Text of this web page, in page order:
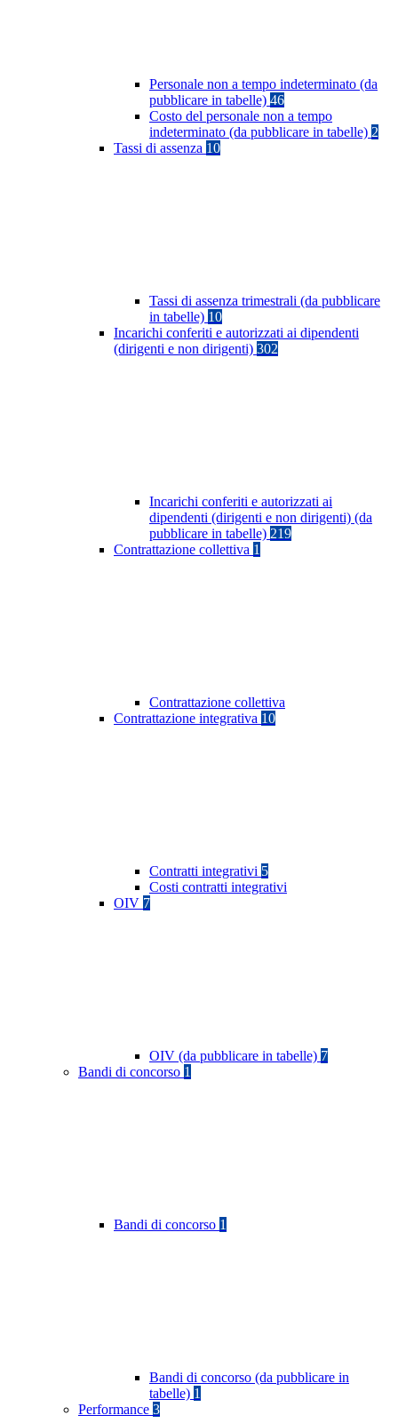
Personale non a tempo indeterminato (da
pubblicare in tabelle) 46
Costo del personale non a tempo
indeterminato (da pubblicare in tabelle) 2
Tassi di assenza 10
Tassi di assenza trimestrali (da pubblicare
in tabelle) 10
Incarichi conferiti e autorizzati ai dipendenti
(dirigenti e non dirigenti) 302
Incarichi conferiti e autorizzati ai
dipendenti (dirigenti e non dirigenti) (da
pubblicare in tabelle) 219
Contrattazione collettiva 1
Contrattazione collettiva
Contrattazione integrativa 10
Contratti integrativi 5
Costi contratti integrativi
OIV 7
OIV (da pubblicare in tabelle) 7
Bandi di concorso 1
Bandi di concorso 1
Bandi di concorso (da pubblicare in
tabelle) 1
Performance 3